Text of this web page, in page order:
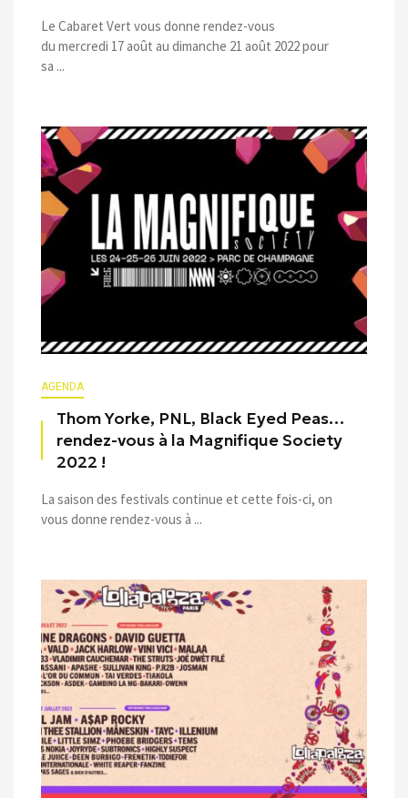
Le Cabaret Vert vous donne rendez-vous
du mercredi 17 août au dimanche 21 août 2022 pour
sa ...
AGENDA
Thom Yorke, PNL, Black Eyed Peas…
rendez-vous à la Magnifique Society
2022 !
La saison des festivals continue et cette fois-ci, on
vous donne rendez-vous à ...